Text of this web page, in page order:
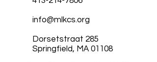
info@mlkcs.org
Dorsetstraat 285
Springfield, MA 01108